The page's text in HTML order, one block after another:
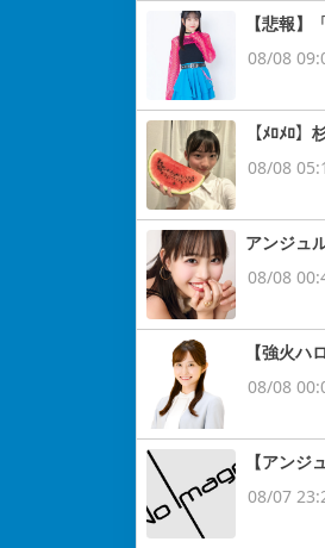
【悲報
08/08
【ﾒﾛﾒﾛ
08/08
アンジュ
08/08
【強火ハ
08/08
【アンジ
08/07